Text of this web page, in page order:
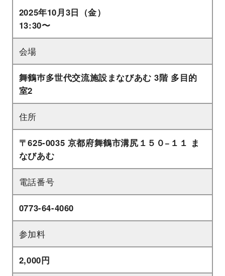
2025年10月3日（金）
13:30〜
会場
舞鶴巿多世代交流施設まなびあむ 3階 多目的
室2
住所
〒625-0035 京都府舞鶴市溝尻１５０−１１ ま
なびあむ
電話番号
0773-64-4060
参加料
2,000円